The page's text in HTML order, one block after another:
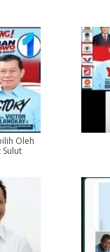
Oleh